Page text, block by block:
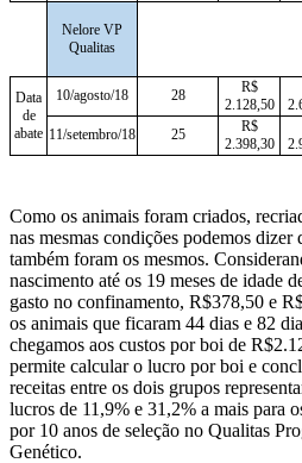
Nelore VP
Qualitas
Data
de
abate
10/agosto/18 28
R$
2.128,50
11/setembro/18 25
R$
2.398,30
Como os animais foram criados,
nas mesmas condições podemos dizer
também foram os mesmos.
nascimento até os 19 meses de idade
gasto no confinamento, R$378,50 e
os animais que ficaram 44 dias e 82
chegamos aos custos por boi de
permite calcular o lucro por boi e
receitas entre os dois grupos
lucros de 11,9% e 31,2% a mais para
por 10 anos de seleção no Qualitas
Genético.